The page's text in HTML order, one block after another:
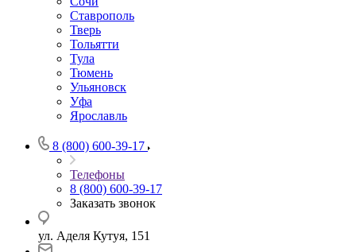
Ставрополь
Тверь
Тольятти
Тула
Тюмень
Ульяновск
Уфа
Ярославль
8 (800) 600-39-17
Телефоны
8 (800) 600-39-17
Заказать звонок
ул. Аделя Кутуя, 151